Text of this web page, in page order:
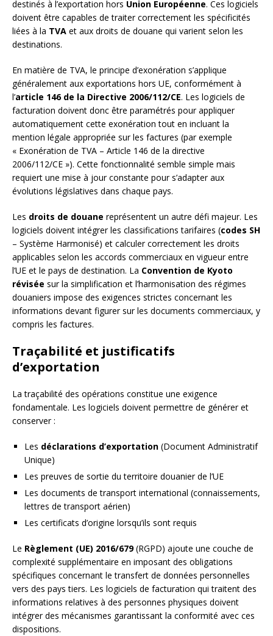
destinés à l’exportation hors Union Européenne. Ces logiciels
doivent être capables de traiter correctement les spécificités
liées à la TVA et aux droits de douane qui varient selon les
destinations.
En matière de TVA, le principe d’exonération s’applique
généralement aux exportations hors UE, conformément à
l’article 146 de la Directive 2006/112/CE. Les logiciels de
facturation doivent donc être paramétrés pour appliquer
automatiquement cette exonération tout en incluant la
mention légale appropriée sur les factures (par exemple
« Exonération de TVA – Article 146 de la directive
2006/112/CE »). Cette fonctionnalité semble simple mais
requiert une mise à jour constante pour s’adapter aux
évolutions législatives dans chaque pays.
Les droits de douane représentent un autre défi majeur. Les
logiciels doivent intégrer les classifications tarifaires (codes SH
– Système Harmonisé) et calculer correctement les droits
applicables selon les accords commerciaux en vigueur entre
l’UE et le pays de destination. La Convention de Kyoto
révisée sur la simplification et l’harmonisation des régimes
douaniers impose des exigences strictes concernant les
informations devant figurer sur les documents commerciaux, y
compris les factures.
Traçabilité et justificatifs
d’exportation
La traçabilité des opérations constitue une exigence
fondamentale. Les logiciels doivent permettre de générer et
conserver :
Les déclarations d’exportation (Document Administratif
Unique)
Les preuves de sortie du territoire douanier de l’UE
Les documents de transport international (connaissements,
lettres de transport aérien)
Les certificats d’origine lorsqu’ils sont requis
Le Règlement (UE) 2016/679(RGPD) ajoute une couche de
complexité supplémentaire en imposant des obligations
spécifiques concernant le transfert de données personnelles
vers des pays tiers. Les logiciels de facturation qui traitent des
informations relatives à des personnes physiques doivent
intégrer des mécanismes garantissant la conformité avec ces
dispositions.